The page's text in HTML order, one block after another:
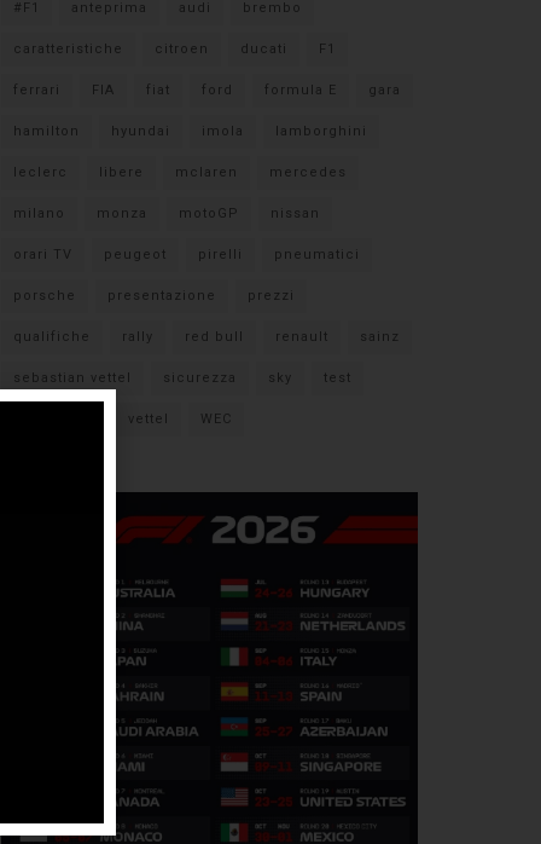
#F1 anteprima audi brembo
caratteristiche citroen ducati F1
ferrari FIA fiat ford formula E gara
hamilton hyundai imola lamborghini
leclerc libere mclaren mercedes
milano monza motoGP nissan
orari TV peugeot pirelli pneumatici
porsche presentazione prezzi
qualifiche rally red bull renault sainz
sebastian vettel sicurezza sky test
vettel WEC